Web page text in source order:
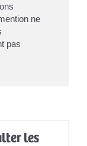
ne
pas
les